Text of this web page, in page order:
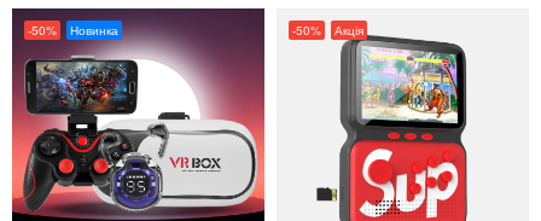
-50% Новинка -50% Акція